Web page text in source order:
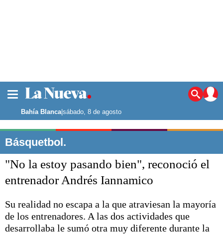
Noticias
La ciudad
Punta Alta
El mundo
Seguridad
Deportes
Escenario Olímpico
Liga del Sur
Básquetbol
Bahía Blanca|sábado, 8 de agosto
Básquetbol.
"No la estoy pasando bien", reconoció el
entrenador Andrés Iannamico
Su realidad no escapa a la que atraviesan la mayoría
de los entrenadores. A las dos actividades que
desarrollaba le sumó otra muy diferente durante la